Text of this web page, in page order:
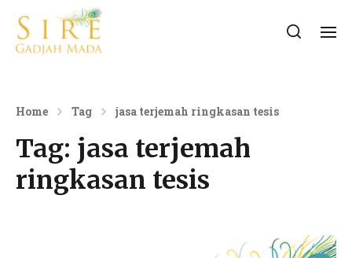
Home Tag jasa terjemah ringkasan tesis
Tag: jasa terjemah
ringkasan tesis